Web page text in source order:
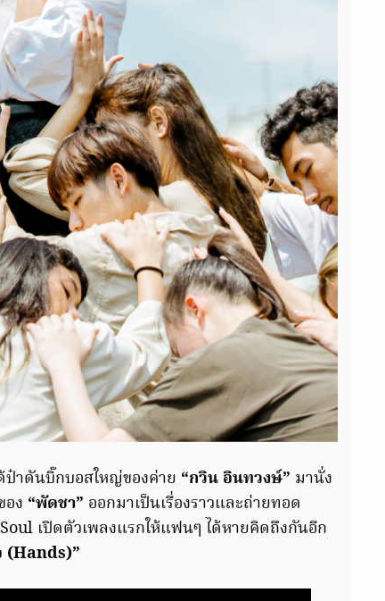
ป๋าดันบิ๊กบอสใหญ่ของค่าย “กวิน อินทวงษ์” มานั่ง
ง “พัดชา” ออกมาเป็นเรื่องราวและถ่ายทอด
เปิดตัวเพลงแรกให้แฟนๆ ได้หายคิดถึงกันอีก
(Hands)”